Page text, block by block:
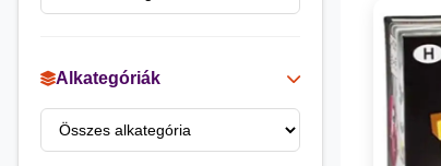
Alkategóriák